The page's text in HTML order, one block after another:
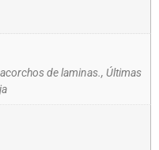
de laminas., Últimas